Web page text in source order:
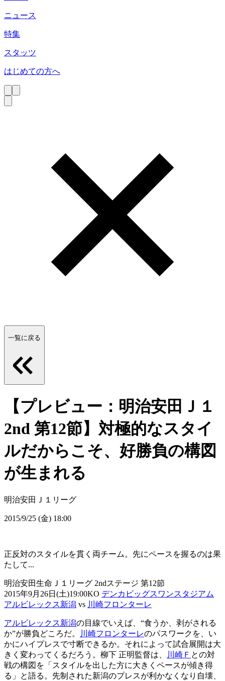
ニュース
特集
スタッツ
はじめての方へ
一覧に戻る
【プレビュー：明治安田Ｊ１
2nd 第12節】対極的なスタイ
ルだからこそ、好勝負の構図
が生まれる
明治安田Ｊ１リーグ
2015/9/25 (金) 18:00
正反対のスタイルを貫く両チーム。先にペースを握るのは果
たして...
明治安田生命Ｊ１リーグ 2ndステージ 第12節
2015年9月26日(土)19:00KO デンカビッグスワンスタジアム
アルビレックス新潟 vs 川崎フロンターレ
アルビレックス新潟の目線でいえば、“食うか、剥がされる
か”が勝負どころだ。
川崎フロンターレのパスワークを、い
かにハイプレスで寸断できるか。それによって試合展開は大
きく変わってくるだろう。柳下 正明監督は、
川崎Ｆ との対
戦の構図を「スタイルを出した方に大きくペースが傾き得
る」と語る。先制された新潟のプレスが利かなくなり自壊、